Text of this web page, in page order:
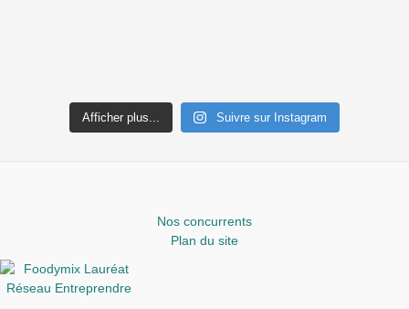
Afficher plus... Suivre sur Instagram
Nos concurrents
Plan du site